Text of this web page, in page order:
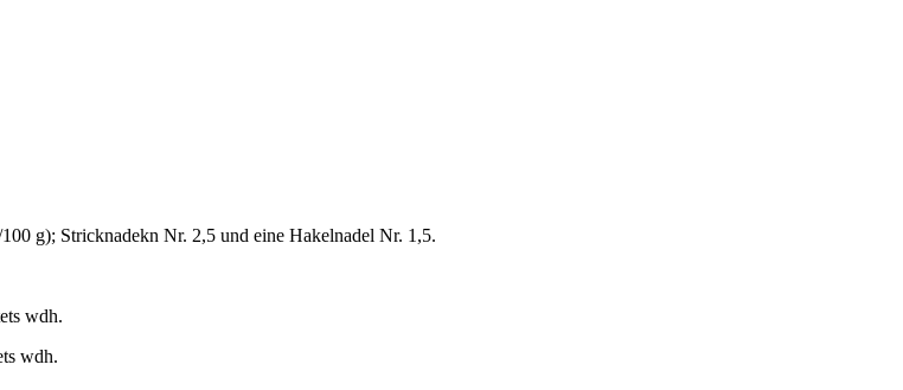
g); Stricknadekn Nr. 2,5 und eine Hakelnadel Nr. 1,5.
wdh.
wdh.